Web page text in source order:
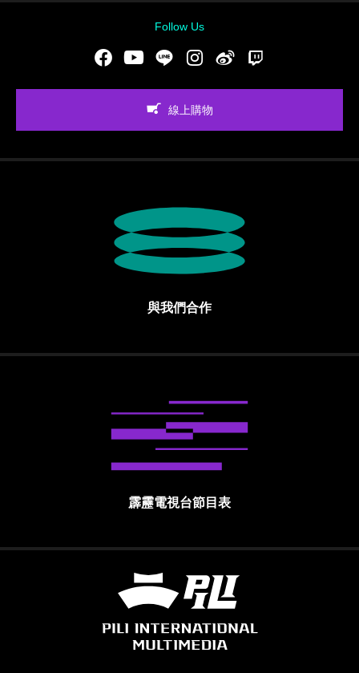
Follow Us
FacebookYoutubeLINE Instgram新浪微博
線上購物
與我們合作
霹靂電視台節目表
霹靂國際多媒體股份有限公司 PILI